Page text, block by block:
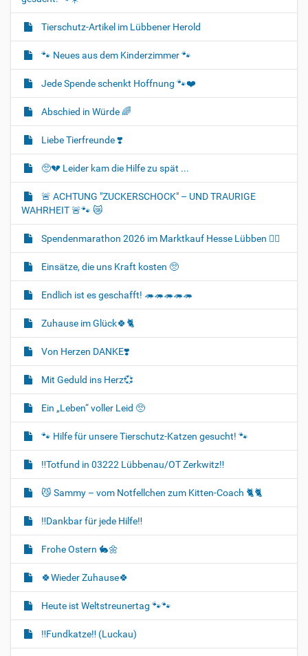
Tierschutz-Artikel im Lübbener Herold
🐾 Neues aus dem Kinderzimmer 🐾
Jede Spende schenkt Hoffnung 🐾❤️
Abschied in Würde 🌈
Liebe Tierfreunde ❣️
🥺💔 Leider kam die Hilfe zu spät ...
🚨 ACHTUNG "ZUCKERSCHOCK" – UND TRAURIGE
WAHRHEIT 🚨🐾 😿
Spendenmarathon 2026 im Marktkauf Hesse Lübben 👍🏻
Einsätze, die uns Kraft kosten 🥺
Endlich ist es geschafft! 🦔🦔🦔🦔🦔
Zuhause im Glück🍀🐈‍
Von Herzen DANKE❣️
Mit Geduld ins Herz💞
Ein „Leben“ voller Leid 🥺
🐾 Hilfe für unsere Tierschutz-Katzen gesucht! 🐾
‼️Totfund in 03222 Lübbenau/OT Zerkwitz‼️
😼 Sammy – vom Notfellchen zum Kitten-Coach 🐈🐈‍
‼️Dankbar für jede Hilfe‼️
Frohe Ostern 🐇🌼
🍀Wieder Zuhause🍀
Heute ist Weltstreunertag 🐾🐾
‼️Fundkatze‼️ (Luckau)